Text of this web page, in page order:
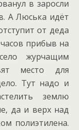
в заросли
А Люська идёт
от деда
прибыв на
журчащим
место для
Тут надо и
землю
да и верх над
полиэтилена.